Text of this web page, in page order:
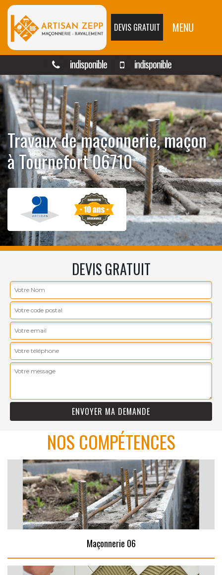
DEVIS GRATUIT MENU
indisponible indisponible
Travaux de maçonnerie, maçon
à Tournefort 06710
DEVIS GRATUIT
NOS COMPÉTENCES
Maçonnerie 06